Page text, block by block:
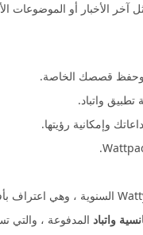
الأخبار أو الموضوعات
واتباد.
وإمكانية رؤيتها.
واتباد المدفوعة ، والتي